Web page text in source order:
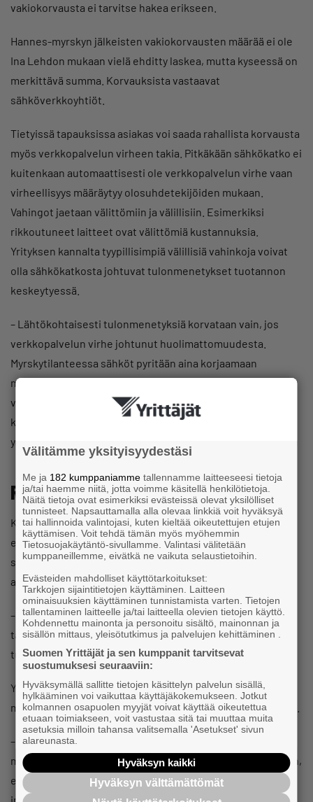
vakiokorvausta ei tarvitse hakea erikseen.
Hannes-myrskyn jälkeisten vakiokorvausten määrää ei ole
Ina Lehdon mukaan vielä ehditty laskea, mutta kyseessä on
merkittävä summa. Korvauksista vastaavat
sähköverkkoyhtiöt.
Tietyissä tapauksissa asiakas voi saada rahallista korvausta
myös verkkopalvelun virheen takia. Pitkäkään sähkökatko ei
kuitenkaan automaattisesti ole verkkopalvelun virhe vaan
virheellisyys määräytyy olosuhdetekijöiden mukaan.
Vahingot jaetaan välittömiin ja välillisiin. Esimerkiksi
rikkoutuneet laitteet ovat välittömiä kustannuksia.
Yrityksen kannalta tyypillisimpiä välillisiä vahinkoja voivat
olla sähkökatkosta johtuvat tulonmenetykset tuotannon
keskeytyessä.
– Lähtökohtaisesti tulonmenetyksiä korvataan vain, jos
verkkopalvelun virhe johtunut huolimattomuudesta.
Myrskytilanteessa sähköt pyritään aina korjaamaan
mahdollisimman pian. Sellaisessa tilanteessa korvataan
vain välittömät vahingot ja nekin vain, jos sähkökatko on
katsottavissa verkkopalvelun virheeksi. Loppu on kiinni
yrityksen omasta vakuutuksesta.
Riskit kasvavat
Kokkolalainen Juha-Matti Anttila aikoo varautua jatkossa
entistä paremmin talvimyrskyjen tuhoihin ja pitkiin
sähkökatkoihin. Hän on jo aiemmin ostanut talon katolle
aurinkopaneelit.
– Jos saisi vielä kiinteistöakkujärjestelmän hommattua
talon kellariin, niin saisin tarvittaessa varasähköä 10–12
tunniksi, hän suunnittelee.
Yrittäjä pitää sähköjen katkeamista jatkossakin
merkittävänä riskinä, vaikka kaapeleita kaivetaan maan alle.
– Tällä alueella noin 40 prosenttia kaapeleista on kaivettu
maan alle, loput ovat ilmassa. Kaikki merkit viittaavat siihen,
että säät eivät ole muuttumassa leppoisammiksi. Ääri-
Välitämme yksityisyydestäsi
Me ja 182 kumppaniamme tallennamme laitteeseesi tietoja
ja/tai haemme niitä, jotta voimme käsitellä henkilötietoja.
Näitä tietoja ovat esimerkiksi evästeissä olevat yksilölliset
tunnisteet. Napsauttamalla alla olevaa linkkiä voit hyväksyä
tai hallinnoida valintojasi, kuten kieltää oikeutettujen etujen
käyttämisen. Voit tehdä tämän myös myöhemmin
Tietosuojakäytäntö-sivullamme. Valintasi välitetään
kumppaneillemme, eivätkä ne vaikuta selaustietoihin.
Evästeiden mahdolliset käyttötarkoitukset:
Tarkkojen sijaintitietojen käyttäminen. Laitteen
ominaisuuksien käyttäminen tunnistamista varten. Tietojen
tallentaminen laitteelle ja/tai laitteella olevien tietojen käyttö.
Kohdennettu mainonta ja personoitu sisältö, mainonnan ja
sisällön mittaus, yleisötutkimus ja palvelujen kehittäminen .
Suomen Yrittäjät ja sen kumppanit tarvitsevat
suostumuksesi seuraaviin:
Hyväksymällä sallitte tietojen käsittelyn palvelun sisällä,
hylkääminen voi vaikuttaa käyttäjäkokemukseen. Jotkut
kolmannen osapuolen myyjät voivat käyttää oikeutettua
etuaan toimiakseen, voit vastustaa sitä tai muuttaa muita
asetuksia milloin tahansa valitsemalla 'Asetukset' sivun
alareunasta.
Hyväksyn kaikki
Hyväksyn välttämättömät